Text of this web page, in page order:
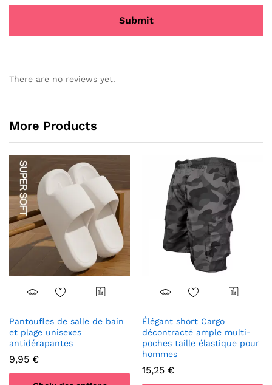
There are no reviews yet.
More Products
Pantoufles de salle de bain
et plage unisexes
antidérapantes
9,95 €
Élégant short Cargo
décontracté ample multi-
poches taille élastique pour
hommes
15,25 €